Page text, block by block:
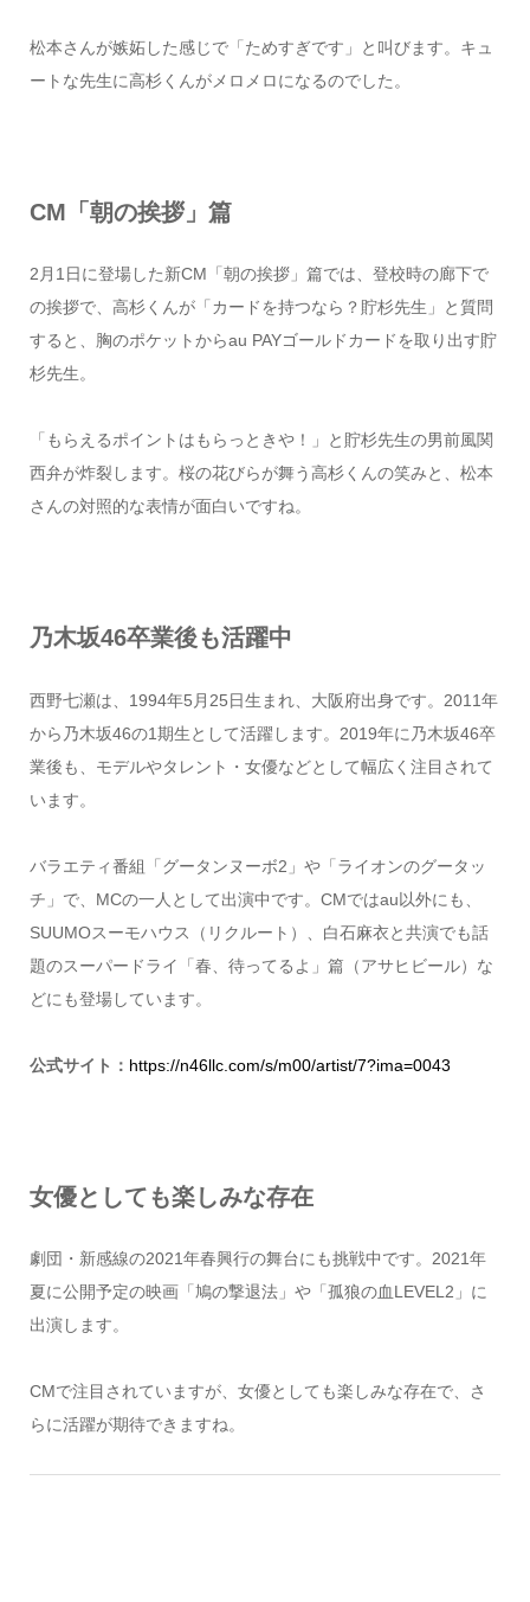
松本さんが嫉妬した感じで「ためすぎです」と叫びます。キュ
ートな先生に高杉くんがメロメロになるのでした。
CM「朝の挨拶」篇
2月1日に登場した新CM「朝の挨拶」篇では、登校時の廊下で
の挨拶で、高杉くんが「カードを持つなら？貯杉先生」と質問
すると、胸のポケットからau PAYゴールドカードを取り出す貯
杉先生。
「もらえるポイントはもらっときや！」と貯杉先生の男前風関
西弁が炸裂します。桜の花びらが舞う高杉くんの笑みと、松本
さんの対照的な表情が面白いですね。
乃木坂46卒業後も活躍中
西野七瀬は、1994年5月25日生まれ、大阪府出身です。2011年
から乃木坂46の1期生として活躍します。2019年に乃木坂46卒
業後も、モデルやタレント・女優などとして幅広く注目されて
います。
バラエティ番組「グータンヌーボ2」や「ライオンのグータッ
チ」で、MCの一人として出演中です。CMではau以外にも、
SUUMOスーモハウス（リクルート）、白石麻衣と共演でも話
題のスーパードライ「春、待ってるよ」篇（アサヒビール）な
どにも登場しています。
公式サイト： https://n46llc.com/s/m00/artist/7?ima=0043
女優としても楽しみな存在
劇団・新感線の2021年春興行の舞台にも挑戦中です。2021年
夏に公開予定の映画「鳩の撃退法」や「孤狼の血LEVEL2」に
出演します。
CMで注目されていますが、女優としても楽しみな存在で、さ
らに活躍が期待できますね。